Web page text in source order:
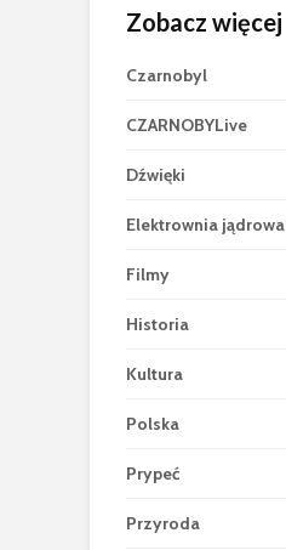
Zobacz więcej
Czarnobyl
CZARNOBYLive
Dźwięki
Elektrownia jądrowa
Filmy
Historia
Kultura
Polska
Prypeć
Przyroda